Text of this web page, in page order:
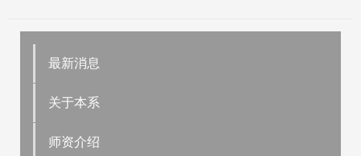
最新消息
关于本系
师资介绍